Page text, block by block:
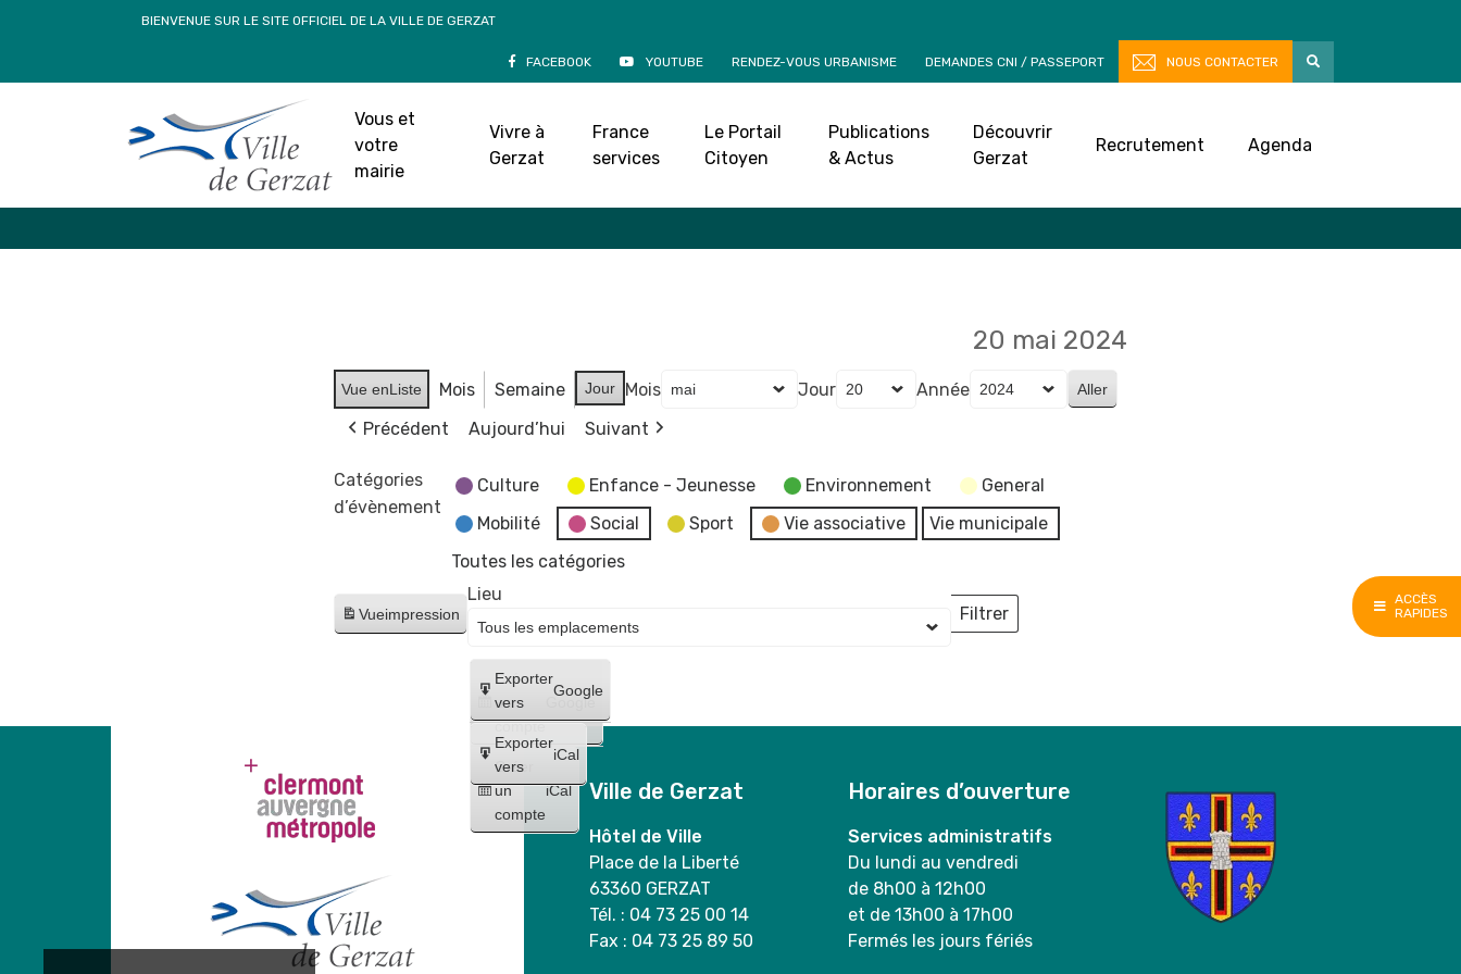
ACCÈS
RAPIDES
BIENVENUE SUR LE SITE OFFICIEL DE LA VILLE DE GERZAT
FACEBOOK YOUTUBE RENDEZ-VOUS URBANISME DEMANDES CNI / PASSEPORT NOUS CONTACTER
Vous et
votre
mairie
Vivre à
Gerzat
France
services
Le Portail
Citoyen
Publications
& Actus
Découvrir
Gerzat
Recrutement Agenda
Accueil»Agenda
20 mai 2024
Vue enListe Mois Semaine Jour Mois Jour
Année
Précédent
Aujourd’hui Suivant
Catégories
d’évènement
Culture Enfance - Jeunesse Environnement
General
Mobilité
Social Sport Vie associative
Vie municipale
Toutes les catégories
Vueimpression
Créer
un
compte
Google
Créer
un
compte
iCal
Exporter
vers
Google
Exporter
vers
iCal
Lieu
Filtrer
Lieux
Ville de Gerzat
Hôtel de Ville
Place de la Liberté
63360 GERZAT
Tél. : 04 73 25 00 14
Fax : 04 73 25 89 50
Horaires d’ouverture
Services administratifs
Du lundi au vendredi
de 8h00 à 12h00
et de 13h00 à 17h00
Fermés les jours fériés